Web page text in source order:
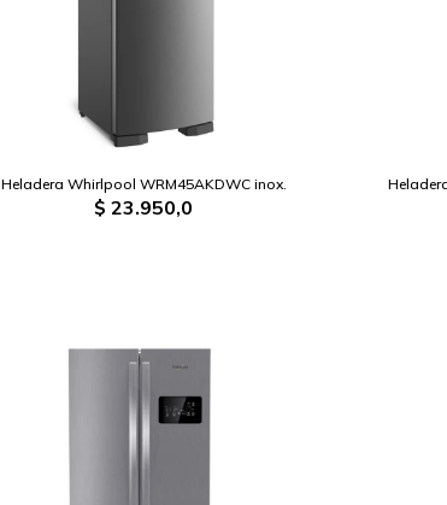
Heladera Whirlpool WRM45AKDWC inox.
$ 23.950,0